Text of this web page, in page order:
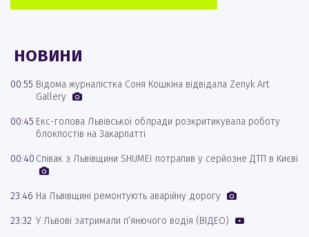
НОВИНИ
00:55 Відома журналістка Соня Кошкіна відвідала Zenyk Art
Gallery
00:45 Екс-голова Львівської облради розкритикувала роботу
блокпостів на Закарпатті
00:40 Співак з Львівщини SHUMEI потрапив у серйозне ДТП в Києві
23:46 На Львівщині ремонтують аварійну дорогу
23:32 У Львові затримали п’янючого водія (ВІДЕО)